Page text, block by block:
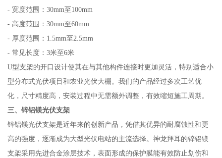
- 宽度范围：30mm至100mm
- 高度范围：30mm至60mm
- 厚度范围：1.5mm至2.5mm
- 常见长度：3米至6米
U型支架的开口设计使其在与其他构件连接时更加灵活，特别适合小
型分布式光伏项目和农业光伏大棚。我们的产品经过多次工艺优
化，尺寸精度高，安装过程中无需额外调整，有效缩短施工周期。
三、锌铝镁光伏支架
锌铝镁光伏支架是近年来的创新产品，凭借其优异的耐腐蚀性和更
高的强度，逐渐成为大型光伏电站的主流选择。神龙拜耳的锌铝镁
支架采用先进合金涂层技术，表面形成的保护膜能有效防止划伤和